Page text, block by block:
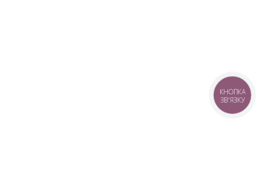
КНОПКА
ЗВ'ЯЗКУ